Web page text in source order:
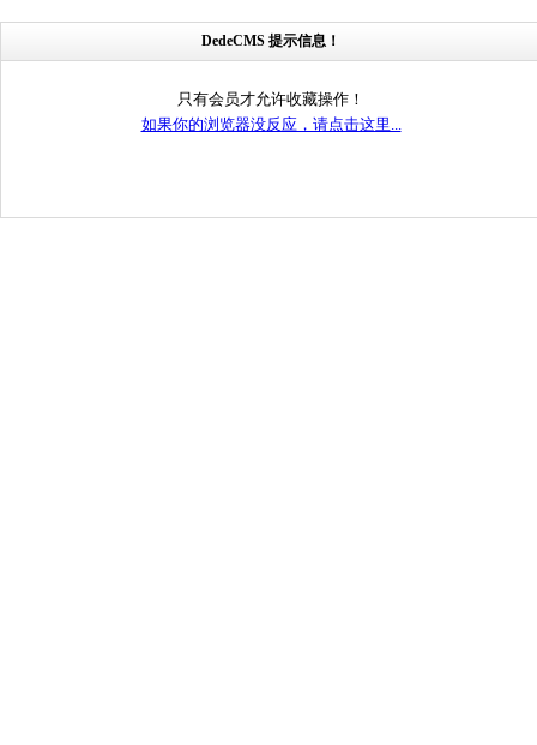
DedeCMS 提示信息！
只有会员才允许收藏操作！
如果你的浏览器没反应，请点击这里...